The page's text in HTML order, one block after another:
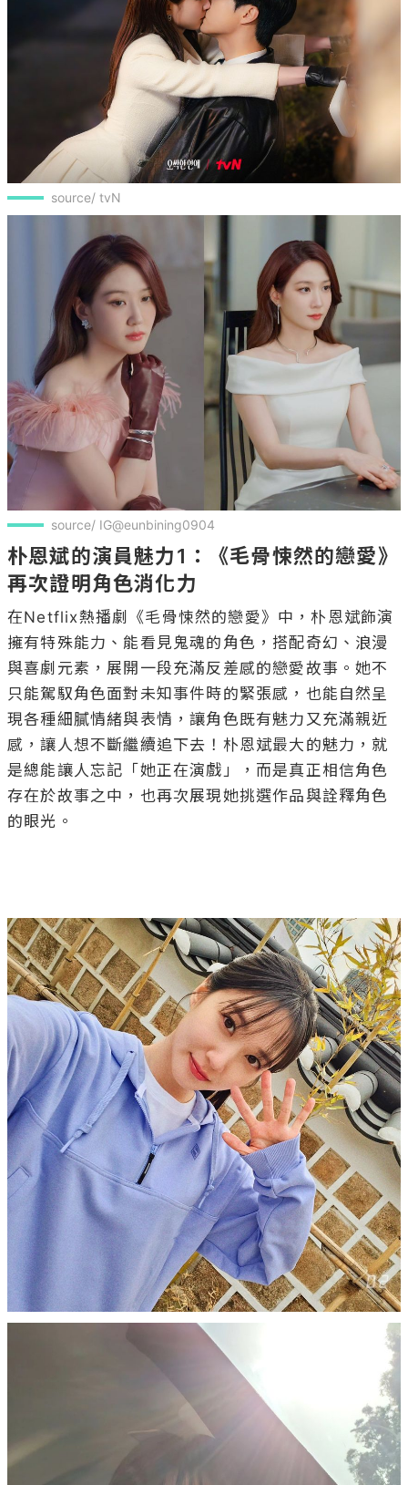
source/ tvN
source/ IG@eunbining0904
朴恩斌的演員魅力1：《毛骨悚然的戀愛》
再次證明角色消化力
在Netflix熱播劇《毛骨悚然的戀愛》中，朴恩斌飾演
擁有特殊能力、能看見鬼魂的角色，搭配奇幻、浪漫
與喜劇元素，展開一段充滿反差感的戀愛故事。她不
只能駕馭角色面對未知事件時的緊張感，也能自然呈
現各種細膩情緒與表情，讓角色既有魅力又充滿親近
感，讓人想不斷繼續追下去！朴恩斌最大的魅力，就
是總能讓人忘記「她正在演戲」，而是真正相信角色
存在於故事之中，也再次展現她挑選作品與詮釋角色
的眼光。